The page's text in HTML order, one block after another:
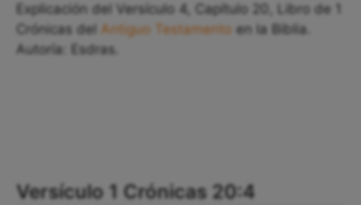
Explicación del Versículo 4, Capítulo 20, Libro de 1
Crónicas del Antiguo Testamento en la Biblia.
Autoría: Esdras.
Versículo 1 Crónicas 20:4